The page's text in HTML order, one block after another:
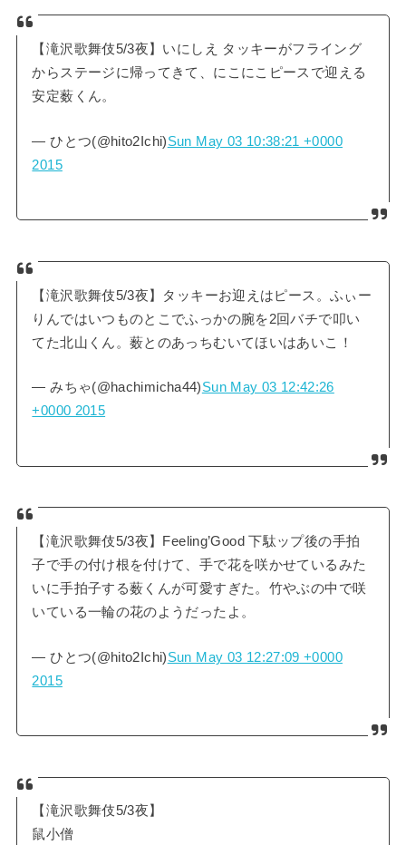
【滝沢歌舞伎5/3夜】いにしえ タッキーがフライング
からステージに帰ってきて、にこにこピースで迎える
安定薮くん。
— ひとつ(@hito2Ichi)Sun May 03 10:38:21 +0000
2015
【滝沢歌舞伎5/3夜】タッキーお迎えはピース。ふぃー
りんではいつものとこでふっかの腕を2回バチで叩い
てた北山くん。薮とのあっちむいてほいはあいこ！
— みちゃ(@hachimicha44)Sun May 03 12:42:26
+0000 2015
【滝沢歌舞伎5/3夜】Feeling’Good 下駄ップ後の手拍
子で手の付け根を付けて、手で花を咲かせているみた
いに手拍子する薮くんが可愛すぎた。竹やぶの中で咲
いている一輪の花のようだったよ。
— ひとつ(@hito2Ichi)Sun May 03 12:27:09 +0000
2015
【滝沢歌舞伎5/3夜】
鼠小僧